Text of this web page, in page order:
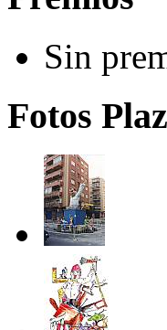
Sin
Fotos